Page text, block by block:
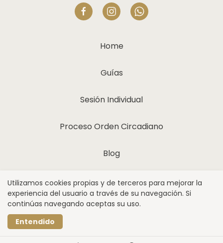
Home
Guías
Sesión Individual
Proceso Orden Circadiano
Blog
Quiénes somos
Utilizamos cookies propias y de terceros para mejorar la
experiencia del usuario a través de su navegación. Si
continúas navegando aceptas su uso.
Entendido